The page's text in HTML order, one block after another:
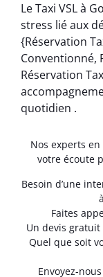
Le Taxi VSL à
stress lié aux
{Réservation
Conventionné,
Réservation
quotidien .
Nos experts en
votre écoute
Besoin d’une
Faites
Un devis
Quel que soit
Envoyez-